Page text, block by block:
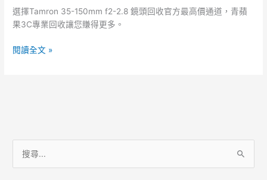
e
b
o
er bl
r
選擇Tamron 35-150mm f2-2.8 鏡頭回收官方最高價通道，青蘋
果3C專業回收讓您賺得更多。
您
賺
更
閱讀全文 »